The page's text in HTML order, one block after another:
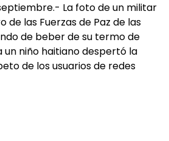
La foto de un militar
de las Fuerzas de Paz de las
de beber de su termo de
niño haitiano despertó la
de los usuarios de redes